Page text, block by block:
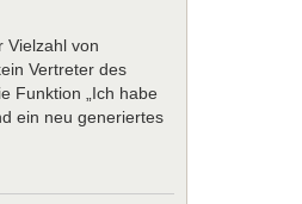
Vielzahl von
Vertreter des
Funktion „Ich habe
ein neu generiertes